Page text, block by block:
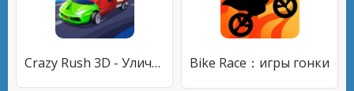
Crazy Rush 3D - Уличные Гонки Bike Race：игры гонки